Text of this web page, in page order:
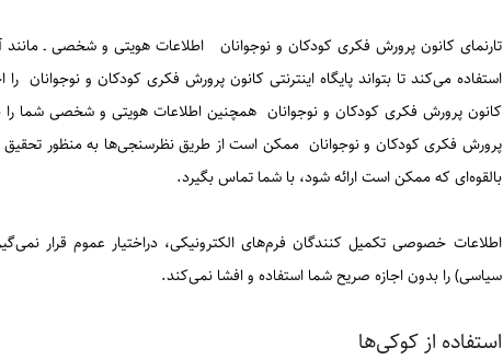
تارنمای کانون پرورش فکری کودکان و نوجوانان اطلاعات هویتی و شخصی ـ مانند
استفاده می‌کند تا بتواند پایگاه اینترنتی کانون پرورش فکری کودکان و نوجوانان
کانون پرورش فکری کودکان و نوجوانان همچنین اطلاعات هویتی و شخصی شما
پرورش فکری کودکان و نوجوانان ممکن است از طریق نظرسنجی‌ها به منظور
بالقوه‌ای که ممکن است ارائه شود، با شما تماس بگیرد.
اطلاعات خصوصی تکمیل کنندگان فرم‌های الکترونیکی، دراختیار عموم قرار
سیاسی) را بدون اجازه صریح شما استفاده و افشا نمی‌کند.
استفاده از کوکی‌ها